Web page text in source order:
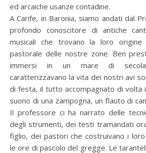
ed arcaiche usanze contadine.
A Carife, in Baronia, siamo andati dal
profondo conoscitore di antiche
musicali che trovano la loro
pastorale delle nostre zone. Ben
immersi in un mare di
caratterizzavano la vita dei nostri avi
di festa, il tutto accompagnato di volta
suono di una zampogna, un flauto di
Il professore ci ha narrato delle
degli strumenti, dei testi tramandati
figlio, dei pastori che costruivano i
le ore di pascolo del gregge. Le